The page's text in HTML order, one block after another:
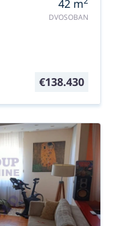
42 m
DVOSOBAN
€138.430